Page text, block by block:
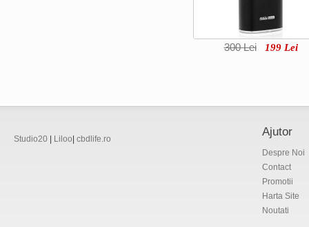
300 Lei 199 Lei
Studio20 Liloo cbdlife.ro
Ajutor
Despre Noi
Contact
Promotii
Harta Site
Noutati